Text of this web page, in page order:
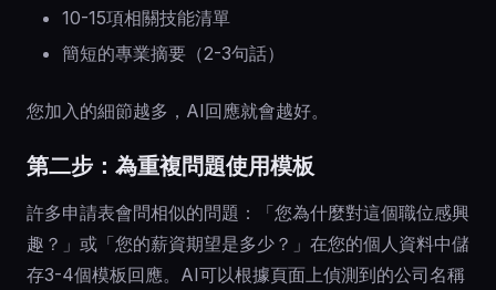
10-15項相關技能清單
簡短的專業摘要（2-3句話）
您加入的細節越多，AI回應就會越好。
第二步：為重複問題使用模板
許多申請表會問相似的問題：「您為什麼對這個職位感興
趣？」或「您的薪資期望是多少？」在您的個人資料中儲
存3-4個模板回應。AI可以根據頁面上偵測到的公司名稱